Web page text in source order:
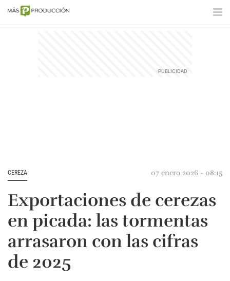
CEREZA 07 enero 2026 - 08:15
Exportaciones de cerezas
en picada: las tormentas
arrasaron con las cifras
de 2025